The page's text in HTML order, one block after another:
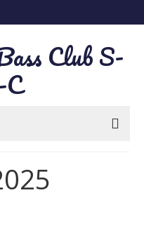
Club S-
Slovakia”